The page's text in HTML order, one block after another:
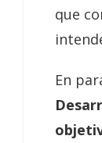
que
En